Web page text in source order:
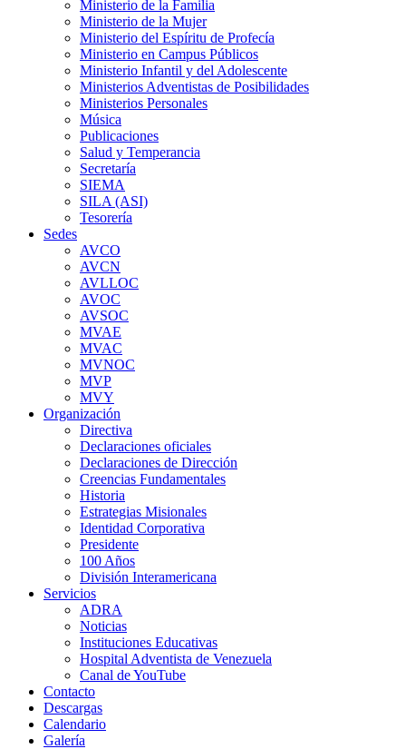
Ministerio de la Familia
Ministerio de la Mujer
Ministerio del Espíritu de Profecía
Ministerio en Campus Públicos
Ministerio Infantil y del Adolescente
Ministerios Adventistas de Posibilidades
Ministerios Personales
Música
Publicaciones
Salud y Temperancia
Secretaría
SIEMA
SILA (ASI)
Tesorería
Sedes
AVCO
AVCN
AVLLOC
AVOC
AVSOC
MVAE
MVAC
MVNOC
MVP
MVY
Organización
Directiva
Declaraciones oficiales
Declaraciones de Dirección
Creencias Fundamentales
Historia
Estrategias Misionales
Identidad Corporativa
Presidente
100 Años
División Interamericana
Servicios
ADRA
Noticias
Instituciones Educativas
Hospital Adventista de Venezuela
Canal de YouTube
Contacto
Descargas
Calendario
Galería